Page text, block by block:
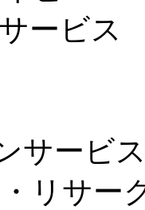
ービス
サービ
リサー